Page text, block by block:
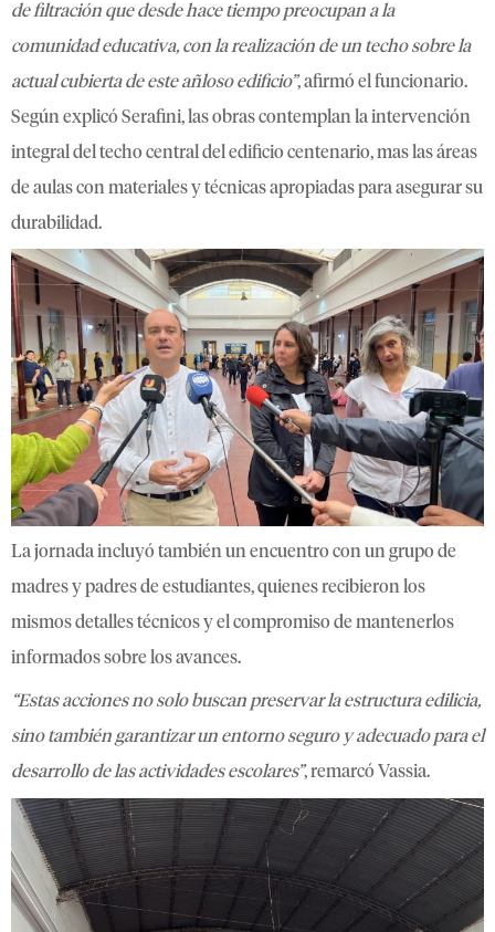
de filtración que desde hace tiempo preocupan a la
comunidad educativa, con la realización de un techo sobre la
actual cubierta de este añloso edificio”, afirmó el funcionario.
Según explicó Serafini, las obras contemplan la intervención
integral del techo central del edificio centenario, mas las áreas
de aulas con materiales y técnicas apropiadas para asegurar su
durabilidad.
La jornada incluyó también un encuentro con un grupo de
madres y padres de estudiantes, quienes recibieron los
mismos detalles técnicos y el compromiso de mantenerlos
informados sobre los avances.
“Estas acciones no solo buscan preservar la estructura edilicia,
sino también garantizar un entorno seguro y adecuado para el
desarrollo de las actividades escolares”, remarcó Vassia.